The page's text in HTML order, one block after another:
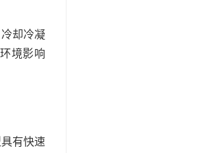
却冷凝
境影响
有快速